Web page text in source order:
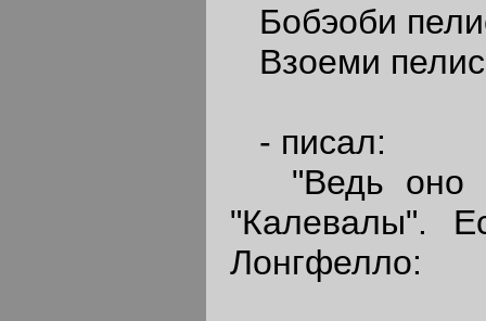
Бобэоби
Взоеми
- писал:
"Ведь оно
"Калевалы".
Лонгфелло: